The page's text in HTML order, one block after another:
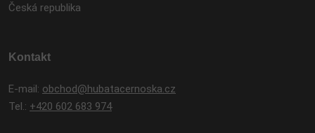
Česká republika
Kontakt
E-mail: obchod@hubatacernoska.cz
Tel.: +420 602 683 974